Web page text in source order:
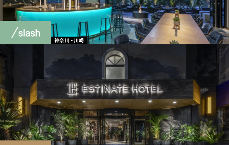
神奈川 - 川崎